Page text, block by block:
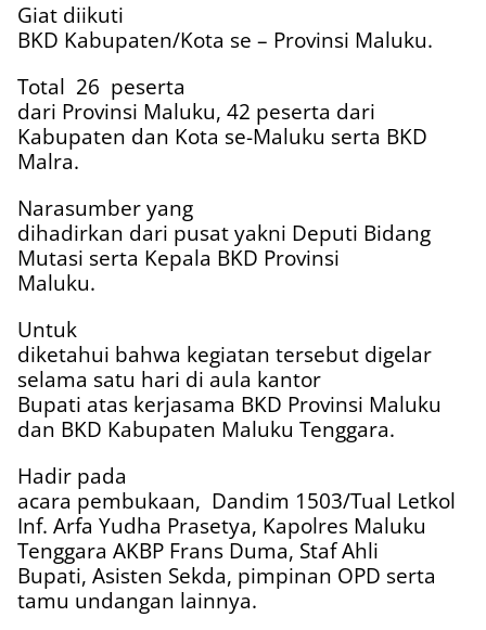
Giat diikuti
BKD Kabupaten/Kota se – Provinsi Maluku.
Total 26 peserta
dari Provinsi Maluku, 42 peserta dari
Kabupaten dan Kota se-Maluku serta BKD
Malra.
Narasumber yang
dihadirkan dari pusat yakni Deputi Bidang
Mutasi serta Kepala BKD Provinsi
Maluku.
Untuk
diketahui bahwa kegiatan tersebut digelar
selama satu hari di aula kantor
Bupati atas kerjasama BKD Provinsi Maluku
dan BKD Kabupaten Maluku Tenggara.
Hadir pada
acara pembukaan, Dandim 1503/Tual Letkol
Inf. Arfa Yudha Prasetya, Kapolres Maluku
Tenggara AKBP Frans Duma, Staf Ahli
Bupati, Asisten Sekda, pimpinan OPD serta
tamu undangan lainnya.